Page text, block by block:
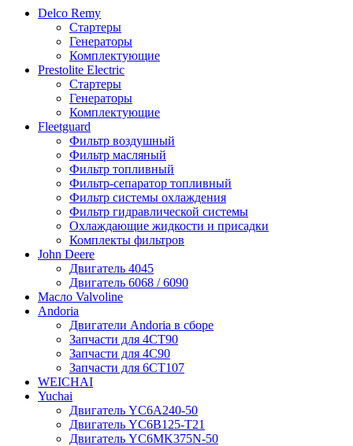
Delco Remy
Стартеры
Генераторы
Комплектующие
Prestolite Electric
Стартеры
Генераторы
Комплектующие
Fleetguard
Фильтр воздушный
Фильтр масляный
Фильтр топливный
Фильтр-сепаратор топливный
Фильтр системы охлаждения
Фильтр гидравлической системы
Охлаждающие жидкости и присадки
Комплекты фильтров
John Deere
Двигатель 4045
Двигатель 6068 / 6090
Масло Valvoline
Andoria
Двигатели Andoria в сборе
Запчасти для 4CT90
Запчасти для 4С90
Запчасти для 6CT107
WEICHAI
Yuchai
Двигатель YC6A240-50
Двигатель YC6B125-T21
Двигатель YC6MK375N-50